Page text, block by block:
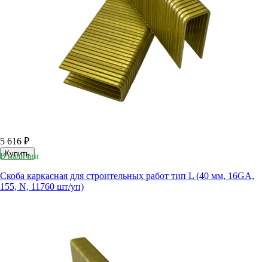
5 616 ₽
Купить
В наличии
Скоба каркасная для строительных работ тип L (40 мм, 16GA,
155, N, 11760 шт/уп)